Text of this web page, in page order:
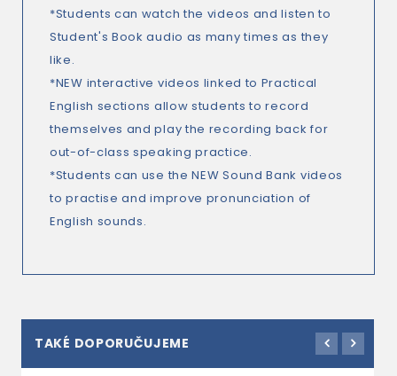
*Students can watch the videos and listen to
Student's Book audio as many times as they
like.
*NEW interactive videos linked to Practical
English sections allow students to record
themselves and play the recording back for
out-of-class speaking practice.
*Students can use the NEW Sound Bank videos
to practise and improve pronunciation of
English sounds.
TAKÉ DOPORUČUJEME